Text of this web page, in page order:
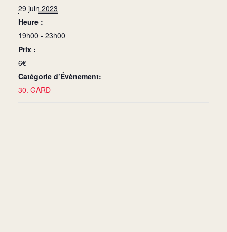
29 juin 2023
Heure :
19h00 - 23h00
Prix :
6€
Catégorie d’Évènement:
30. GARD